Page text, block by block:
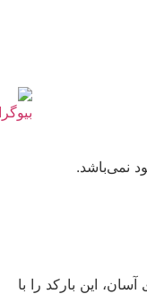
نمی‌باشد.
این بارکد را با